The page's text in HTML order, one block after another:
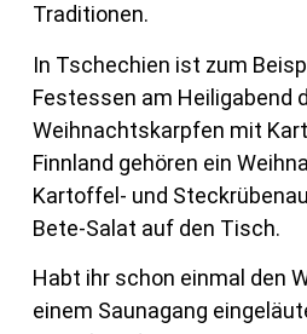
Traditionen.
In Tschechien ist zum
Festessen am Heiligabend
Weihnachtskarpfen mit
Finnland gehören ein
Kartoffel- und
Bete-Salat auf den Tisch.
Habt ihr schon einmal den
einem Saunagang